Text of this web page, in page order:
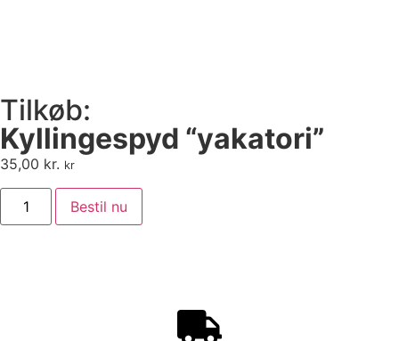
Tilkøb:
Kyllingespyd “yakatori”
35,00 kr. kr
Bestil nu